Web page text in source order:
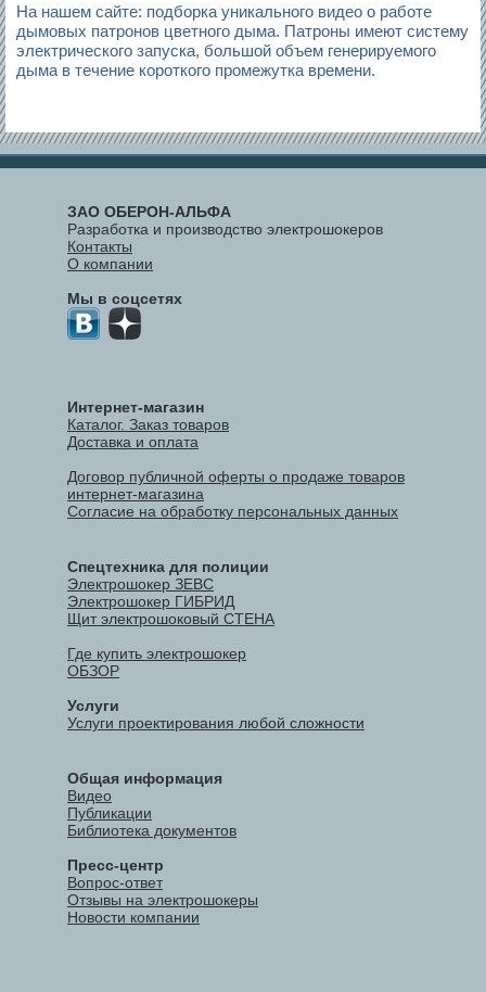
На нашем сайте: подборка уникального видео о работе
дымовых патронов цветного дыма. Патроны имеют систему
электрического запуска, большой объем генерируемого
дыма в течение короткого промежутка времени.
ЗАО ОБЕРОН-АЛЬФА
Разработка и производство электрошокеров
Контакты
О компании
Мы в соцсетях
Интернет-магазин
Каталог. Заказ товаров
Доставка и оплата
Договор публичной оферты о продаже товаров
интернет-магазина
Согласие на обработку персональных данных
Спецтехника для полиции
Электрошокер ЗЕВС
Электрошокер ГИБРИД
Щит электрошоковый СТЕНА
Где купить электрошокер
ОБЗОР
Услуги
Услуги проектирования любой сложности
Общая информация
Видео
Публикации
Библиотека документов
Пресс-центр
Вопрос-ответ
Отзывы на электрошокеры
Новости компании